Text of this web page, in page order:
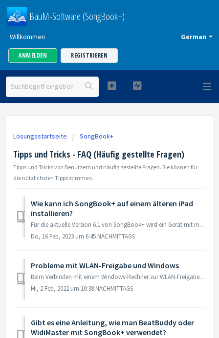
BauM-Software (SongBook+)
German
Willkommen
ANMELDEN REGISTRIEREN
Lösungsstartseite SongBook+
Tipps und Tricks - FAQ (Häufig gestellte Fragen)
Tipps und Tricks von Benutzern und häufig gestellte Fragen. Sie können für
die nützlichsten Tipps stimmen.
Wie kann ich SongBook+ auf einem älteren iPad
installieren?
Für die aktuelle Version 6.1 von SongBook+ wird ein Gerät mit mindestens iOS 13 benötigt. Wenn Sie auf einem Gerät mit älterem iOS versuchen, SongBook+ ...
Do, 16 Feb, 2023 um 6:45 NACHMITTAGS
Probleme mit WLAN-Freigabe und Windows
Beim Verbinden mit einem Windows-Rechner zur WLAN-Freigabe von SongBook+ gibt es manchmal Probleme. Hier finden Sie Tipps, wie man diese Probleme lösen ...
Mi, 2 Feb, 2022 um 10:38 NACHMITTAGS
Gibt es eine Anleitung, wie man BeatBuddy oder
WidiMaster mit SongBook+ verwendet?